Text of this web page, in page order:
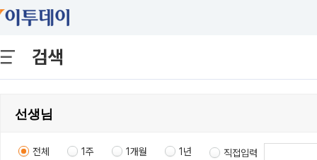
검색
전체 1주 1개월 1년 직접입력